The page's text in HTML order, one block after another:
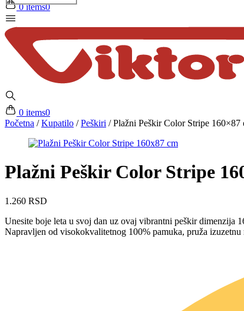
0 items0
0 items0
Početna /Kupatilo /Peškiri /Plažni Peškir Color Stripe 160×87
Plažni Peškir Color Stripe
1.260 RSD
Unesite boje leta u svoj dan uz ovaj vibrantni peškir dimenzija
Napravljen od visokokvalitetnog 100% pamuka, pruža